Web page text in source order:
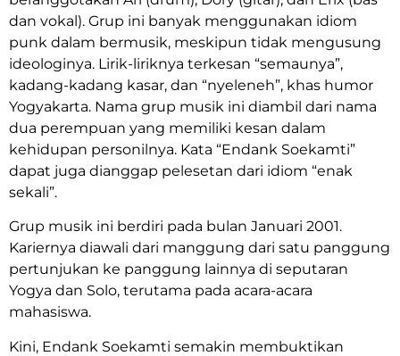
dan vokal). Grup ini banyak menggunakan idiom
punk dalam bermusik, meskipun tidak mengusung
ideologinya. Lirik-liriknya terkesan “semaunya”,
kadang-kadang kasar, dan “nyeleneh”, khas humor
Yogyakarta. Nama grup musik ini diambil dari nama
dua perempuan yang memiliki kesan dalam
kehidupan personilnya. Kata “Endank Soekamti”
dapat juga dianggap pelesetan dari idiom “enak
sekali”.
Grup musik ini berdiri pada bulan Januari 2001.
Kariernya diawali dari manggung dari satu panggung
pertunjukan ke panggung lainnya di seputaran
Yogya dan Solo, terutama pada acara-acara
mahasiswa.
Kini, Endank Soekamti semakin membuktikan